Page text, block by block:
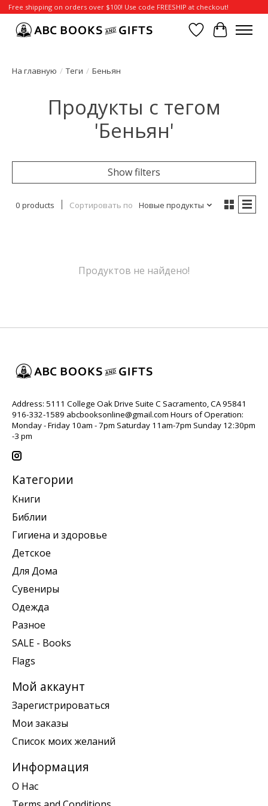
Free shipping on orders over $100! Use code FREESHIP at checkout!
Отложенные
Корзина
На главную / Теги / Беньян
Продукты с тегом
'Беньян'
Show filters
0 products Сортировать по Новые продукты
Продуктов не найдено!
Address: 5111 College Oak Drive Suite C Sacramento, CA 95841
916-332-1589 abcbooksonline@gmail.com Hours of Operation:
Monday - Friday 10am - 7pm Saturday 11am-7pm Sunday 12:30pm
-3 pm
Категории
Книги
Библии
Гигиена и здоровье
Детское
Для Дома
Сувениры
Одежда
Разное
SALE - Books
Flags
Мой аккаунт
Зарегистрироваться
Мои заказы
Список моих желаний
Информация
О Нас